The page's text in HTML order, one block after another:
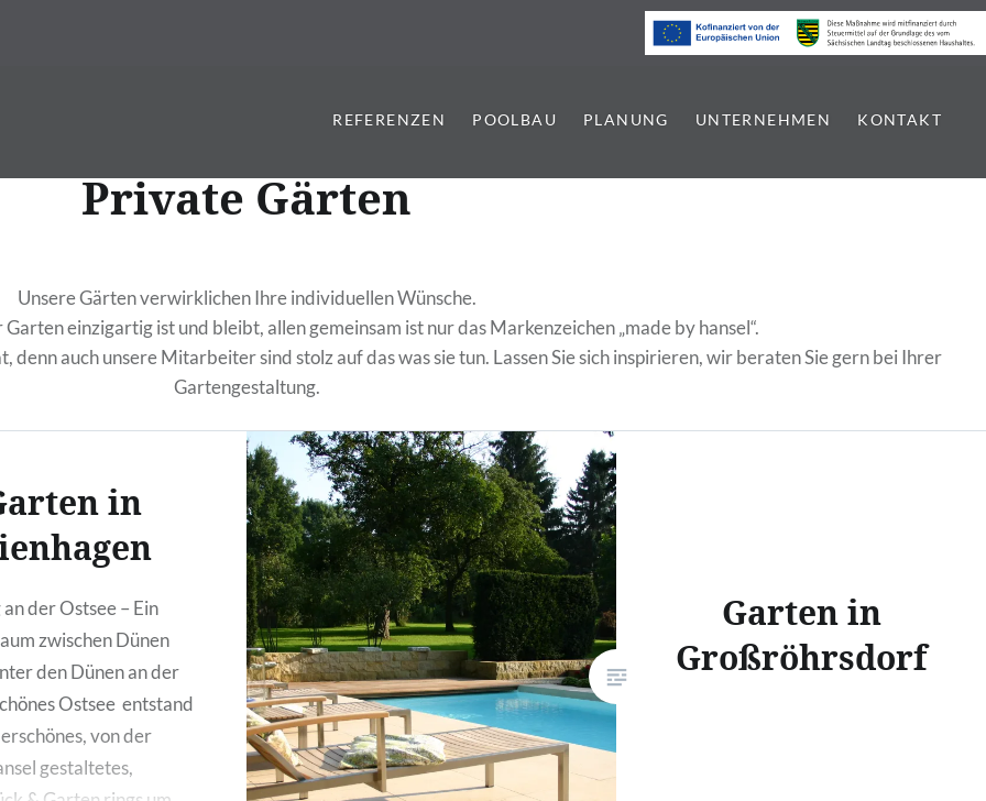
REFERENZEN POOLBAU PLANUNG UNTERNEHMEN KONTAKT
Private Gärten
Unsere Gärten verwirklichen Ihre individuellen Wünsche.
einzigartig ist und bleibt, allen gemeinsam ist nur das Markenzeichen „made by hansel“.
auch unsere Mitarbeiter sind stolz auf das was sie tun. Lassen Sie sich inspirieren, wir beraten Sie gern bei Ihrer
Gartengestaltung.
in
der Ostsee – Ein
zwischen Dünen
den Dünen an der
Ostsee entstand
von der
gestaltetes,
Garten in
Großröhrsdorf